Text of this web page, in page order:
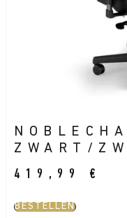
ZWART/
419,99 €
BESTELLEN